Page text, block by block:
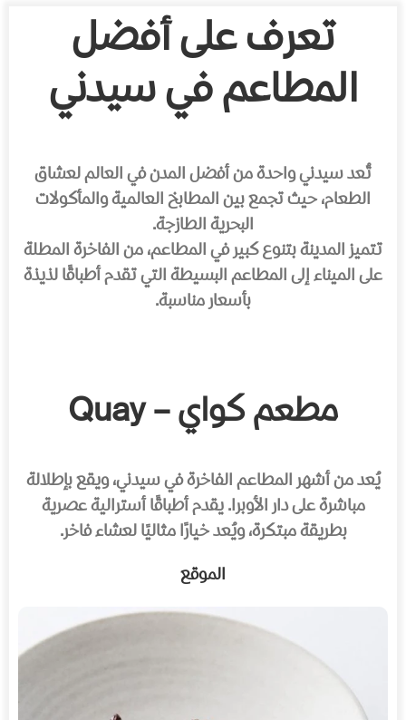
تعرف على أفضل
المطاعم في سيدني
تُعد سيدني واحدة من أفضل المدن في العالم لعشاق
الطعام، حيث تجمع بين المطابخ العالمية والمأكولات
البحرية الطازجة.
تتميز المدينة بتنوع كبير في المطاعم، من الفاخرة المطلة
على الميناء إلى المطاعم البسيطة التي تقدم أطباقًا لذيذة
بأسعار مناسبة.
مطعم كواي – Quay
يُعد من أشهر المطاعم الفاخرة في سيدني، ويقع بإطلالة
مباشرة على دار الأوبرا. يقدم أطباقًا أسترالية عصرية
بطريقة مبتكرة، ويُعد خيارًا مثاليًا لعشاء فاخر.
الموقع